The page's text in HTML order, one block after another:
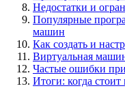
Недостатки и
Популярные
машин
Как создать и
Виртуальная
Частые ошибки
Итоги: когда